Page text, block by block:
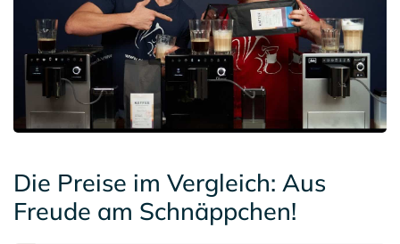
Die Preise im Vergleich: Aus
Freude am Schnäppchen!